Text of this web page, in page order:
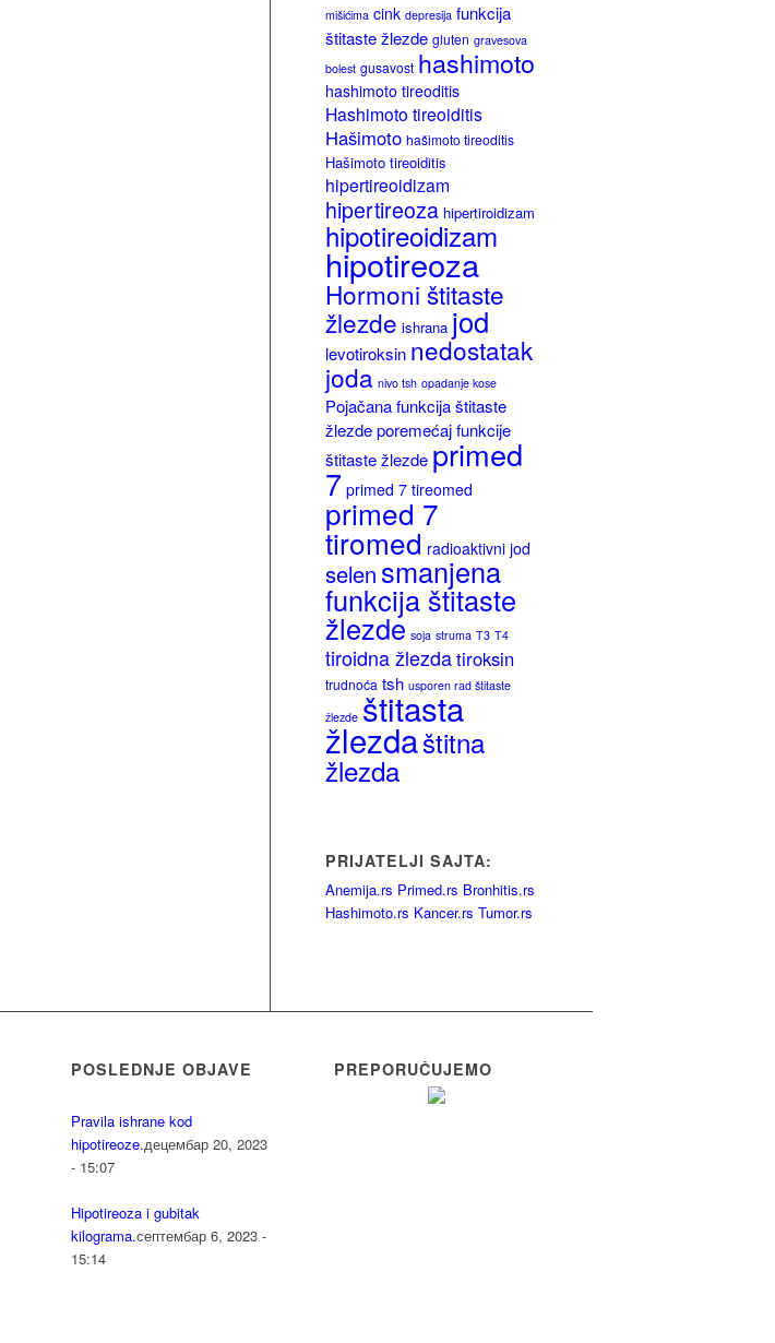
mišićima cink depresija funkcija
štitaste žlezde gluten gravesova
bolest gusavost hashimoto
hashimoto tireoditis
Hashimoto tireoiditis
Hašimoto hašimoto tireoditis
Hašimoto tireoiditis
hipertireoidizam
hipertireoza hipertiroidizam
hipotireoidizam
hipotireoza
Hormoni štitaste
žlezde ishrana jod
levotiroksin nedostatak
joda nivo tsh opadanje kose
Pojačana funkcija štitaste
žlezde poremećaj funkcije
štitaste žlezde primed
7 primed 7 tireomed
primed 7
tiromed radioaktivni jod
selen smanjena
funkcija štitaste
žlezde soja struma T3 T4
tiroidna žlezdatiroksin
trudnoća tsh usporen rad štitaste
žlezde štitasta
žlezdaštitna
žlezda
PRIJATELJI SAJTA:
Anemija.rs Primed.rs Bronhitis.rs
Hashimoto.rs Kancer.rs Tumor.rs
POSLEDNJE OBJAVE
Pravila ishrane kod
hipotireoze.децембар 20, 2023
- 15:07
Hipotireoza i gubitak
kilograma.септембар 6, 2023 -
15:14
PREPORUČUJEMO